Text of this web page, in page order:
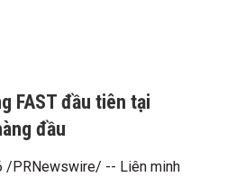
FAST đầu tiên tại
đầu
/PRNewswire/ -- Liên minh